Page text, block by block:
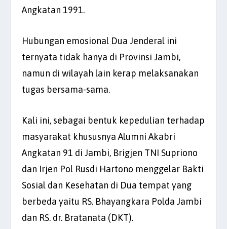
Angkatan 1991.
Hubungan emosional Dua Jenderal ini
ternyata tidak hanya di Provinsi Jambi,
namun di wilayah lain kerap melaksanakan
tugas bersama-sama.
Kali ini, sebagai bentuk kepedulian terhadap
masyarakat khususnya Alumni Akabri
Angkatan 91 di Jambi, Brigjen TNI Supriono
dan Irjen Pol Rusdi Hartono menggelar Bakti
Sosial dan Kesehatan di Dua tempat yang
berbeda yaitu RS. Bhayangkara Polda Jambi
dan RS. dr. Bratanata (DKT).